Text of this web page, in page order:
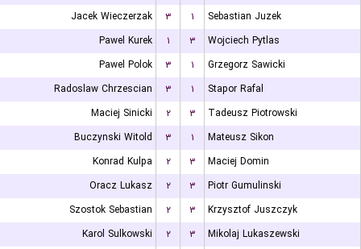
Jacek Wieczerzak
۳ ۱
Sebastian Juzek
Pawel Kurek
۱ ۳
Wojciech Pytlas
Pawel Polok
۳ ۱
Grzegorz Sawicki
Radoslaw Chrzescian
۳ ۱
Stapor Rafal
Maciej Sinicki
۲ ۳
Tadeusz Piotrowski
Buczynski Witold
۳ ۱
Mateusz Sikon
Konrad Kulpa
۲ ۳
Maciej Domin
Oracz Lukasz
۲ ۳
Piotr Gumulinski
Szostok Sebastian
۲ ۳
Krzysztof Juszczyk
Karol Sulkowski
۲ ۳
Mikolaj Lukaszewski